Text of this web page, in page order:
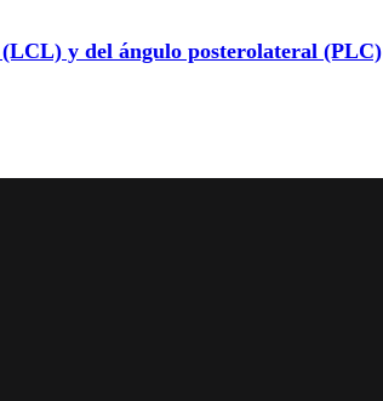
y del ángulo posterolateral (PLC)